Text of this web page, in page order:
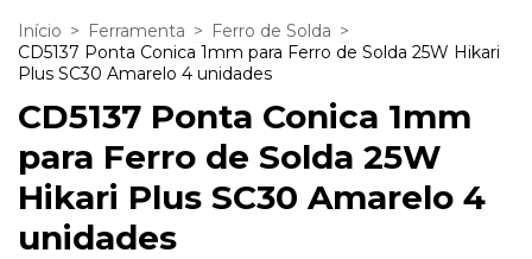
Início > Ferramenta > Ferro de Solda >
CD5137 Ponta Conica 1mm para Ferro de Solda 25W Hikari
Plus SC30 Amarelo 4 unidades
CD5137 Ponta Conica 1mm
para Ferro de Solda 25W
Hikari Plus SC30 Amarelo 4
unidades